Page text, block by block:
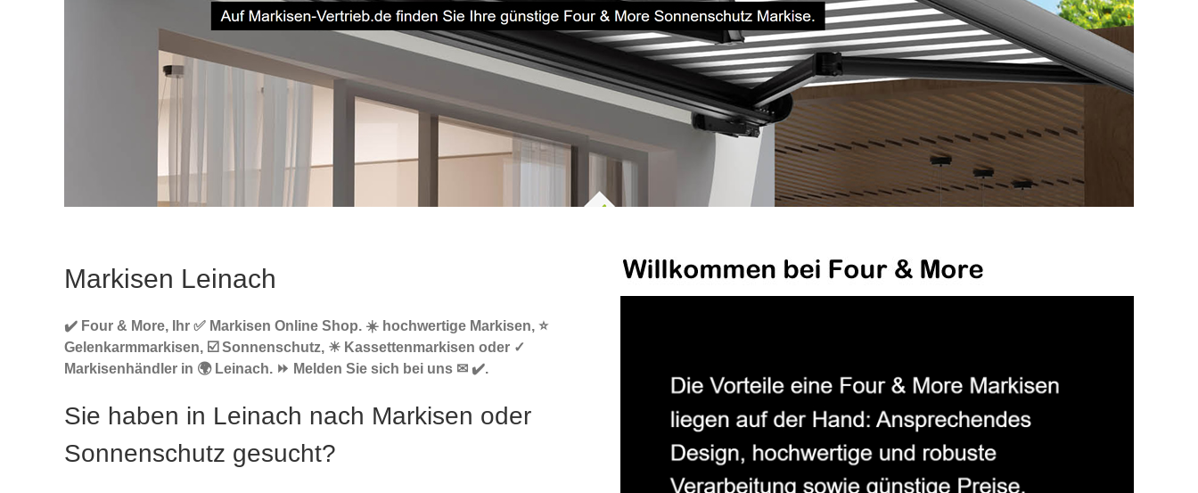
Markisen Leinach
✔️ Four & More, Ihr ✅ Markisen Online Shop. ☀️ hochwertige Markisen, ⭐
Gelenkarmmarkisen, ☑️ Sonnenschutz, ☀ Kassettenmarkisen oder ✓
Markisenhändler in 🌍 Leinach. ⏩ Melden Sie sich bei uns ✉ ✔️.
Sie haben in Leinach nach Markisen oder
Sonnenschutz gesucht?